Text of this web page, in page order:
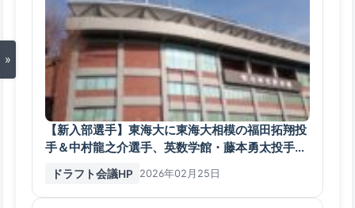
»
【新入部選手】東海大に東海大相模の福田拓翔投
手＆中村龍之介選手、英数学館・藤本勇太投手、
西条・宇佐美球投手など43人
ドラフト会議HP 2026年02月25日